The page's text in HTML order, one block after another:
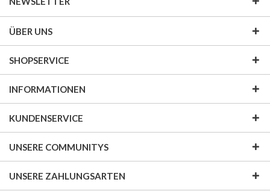
ÜBER UNS
SHOPSERVICE
INFORMATIONEN
KUNDENSERVICE
UNSERE COMMUNITYS
UNSERE ZAHLUNGSARTEN